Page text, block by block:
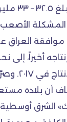
المشكلة
العراق
خطط
أن بلاده
الشرق أوسطية